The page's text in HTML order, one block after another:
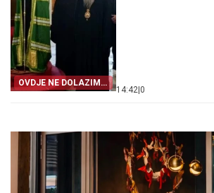
OVDJE NE DOLAZIM
KAO GOST
14:42|0